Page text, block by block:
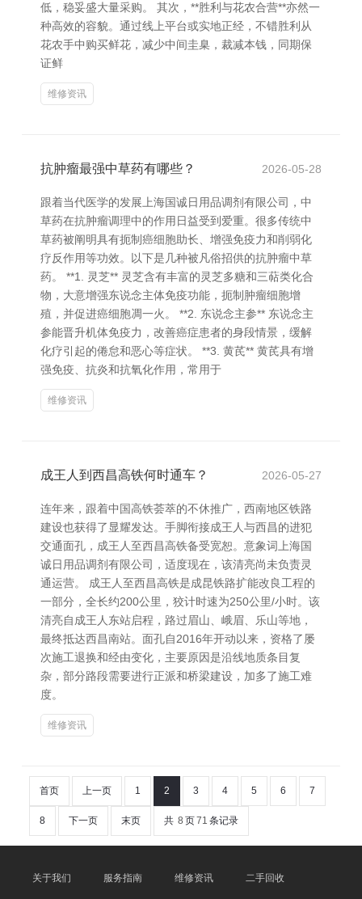
低，稳妥盛大量采购。 其次，**胜利与花农合营**亦然一
种高效的容貌。通过线上平台或实地正经，不错胜利从
花农手中购买鲜花，减少中间圭臬，裁减本钱，同期保
证鲜
维修资讯
抗肿瘤最强中草药有哪些？ 2026-05-28
跟着当代医学的发展上海国诚日用品调剂有限公司，中
草药在抗肿瘤调理中的作用日益受到爱重。很多传统中
草药被阐明具有扼制癌细胞助长、增强免疫力和削弱化
疗反作用等功效。以下是几种被凡俗招供的抗肿瘤中草
药。 **1. 灵芝** 灵芝含有丰富的灵芝多糖和三萜类化合
物，大意增强东说念主体免疫功能，扼制肿瘤细胞增
殖，并促进癌细胞凋一火。 **2. 东说念主参** 东说念主
参能晋升机体免疫力，改善癌症患者的身段情景，缓解
化疗引起的倦怠和恶心等症状。 **3. 黄芪** 黄芪具有增
强免疫、抗炎和抗氧化作用，常用于
维修资讯
成王人到西昌高铁何时通车？ 2026-05-27
连年来，跟着中国高铁荟萃的不休推广，西南地区铁路
建设也获得了显耀发达。手脚衔接成王人与西昌的进犯
交通面孔，成王人至西昌高铁备受宽恕。意象词上海国
诚日用品调剂有限公司，适度现在，该清亮尚未负责灵
通运营。 成王人至西昌高铁是成昆铁路扩能改良工程的
一部分，全长约200公里，狡计时速为250公里/小时。该
清亮自成王人东站启程，路过眉山、峨眉、乐山等地，
最终抵达西昌南站。面孔自2016年开动以来，资格了屡
次施工退换和经由变化，主要原因是沿线地质条目复
杂，部分路段需要进行正派和桥梁建设，加多了施工难
度。
维修资讯
首页 上一页 1 2 3 4 5 6 7
8 下一页 末页 共 8 页71 条记录
关于我们 服务指南 维修资讯 二手回收